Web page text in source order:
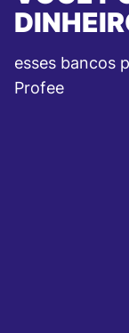
esses bancos
Profee